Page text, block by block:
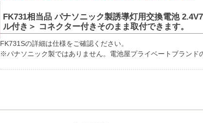
FK731相当品 パナソニック製誘導灯用交換電池
ル付き＞ コネクター付きそのまま取付できます。
FK731Sの詳細は仕様をご確認ください。
※パナソニック製ではありません。電池屋プライベートブランド